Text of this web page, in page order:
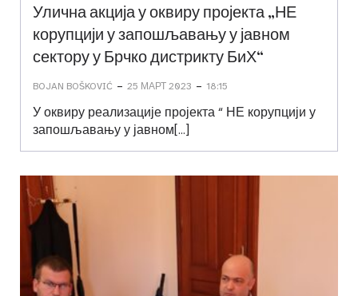
Улична акција у оквиру пројекта „НЕ
корупцији у запошљавању у јавном
сектору у Брчко дистрикту БиХ“
BOJAN BOŠKOVIĆ - 25 МАРТ 2023 - 18:15
У оквиру реализације пројекта “ НЕ корупцији у
запошљавању у јавном[…]